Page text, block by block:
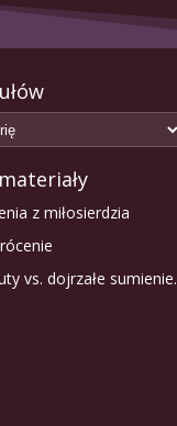
z miłosierdzia
vs. dojrzałe sumienie.